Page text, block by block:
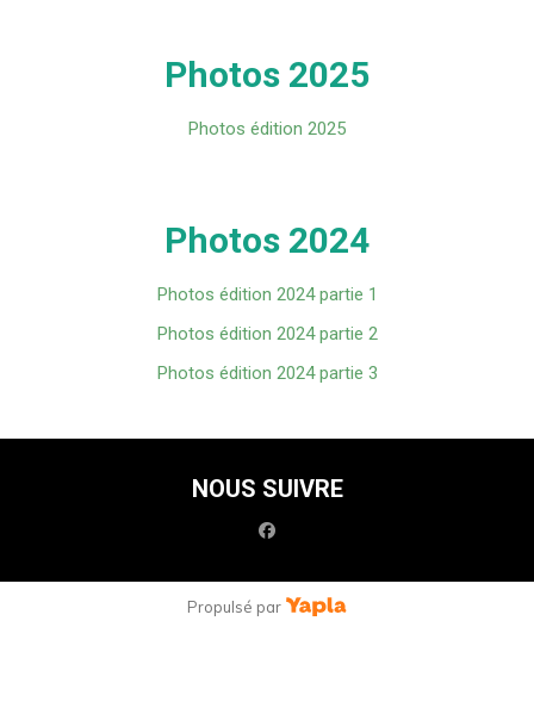
Photos 2025
Photos édition 2025
Photos 2024
Photos édition 2024 partie 1
Photos édition 2024 partie 2
Photos édition 2024 partie 3
NOUS SUIVRE
facebook
Propulsé par